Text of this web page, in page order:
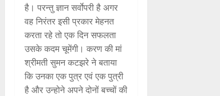
है। परन्तु ज्ञान सर्वाेपरी है अगर
वह निरंतर इसी प्रकार मेहनत
करता रहे तो एक दिन सफलता
उसके कदम चूमेंगी। करण की मां
श्रीमती सुमन कटझरे ने बताया
कि उनका एक पुत्र एवं एक पुत्री
है और उन्होने अपने दोनों बच्चों की